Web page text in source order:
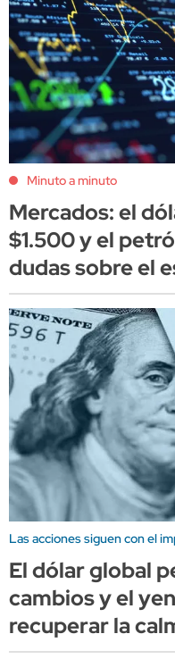
Minuto a minuto
Mercados: el
$1.500 y el
dudas sobre el
Las acciones siguen con el
El dólar global
cambios y el
recuperar la